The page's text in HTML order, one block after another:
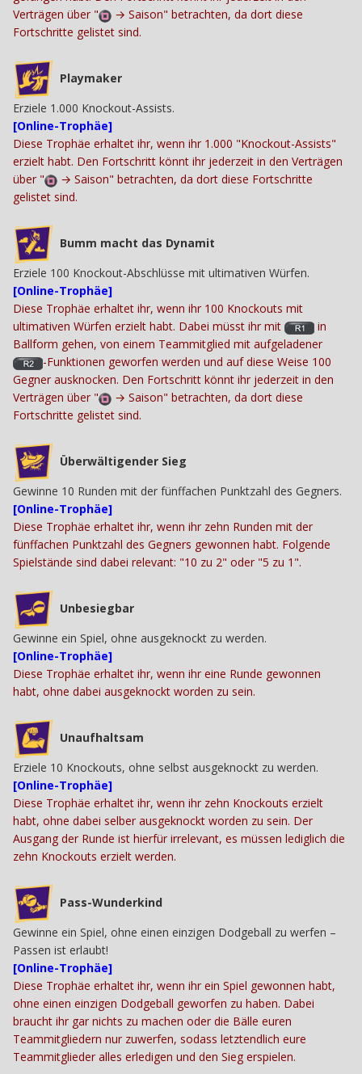
Verträgen über "
→ Saison" betrachten, da dort diese
Fortschritte gelistet sind.
Playmaker
Erziele 1.000 Knockout-Assists.
[Online-Trophäe]
Diese Trophäe erhaltet ihr, wenn ihr 1.000 "Knockout-Assists"
erzielt habt. Den Fortschritt könnt ihr jederzeit in den Verträgen
über "
→ Saison" betrachten, da dort diese Fortschritte
gelistet sind.
Bumm macht das Dynamit
Erziele 100 Knockout-Abschlüsse mit ultimativen Würfen.
[Online-Trophäe]
Diese Trophäe erhaltet ihr, wenn ihr 100 Knockouts mit
ultimativen Würfen erzielt habt. Dabei müsst ihr mit
in
Ballform gehen, von einem Teammitglied mit aufgeladener
-Funktionen geworfen werden und auf diese Weise 100
Gegner ausknocken. Den Fortschritt könnt ihr jederzeit in den
Verträgen über "
→ Saison" betrachten, da dort diese
Fortschritte gelistet sind.
Überwältigender Sieg
Gewinne 10 Runden mit der fünffachen Punktzahl des Gegners.
[Online-Trophäe]
Diese Trophäe erhaltet ihr, wenn ihr zehn Runden mit der
fünffachen Punktzahl des Gegners gewonnen habt. Folgende
Spielstände sind dabei relevant: "10 zu 2" oder "5 zu 1".
Unbesiegbar
Gewinne ein Spiel, ohne ausgeknockt zu werden.
[Online-Trophäe]
Diese Trophäe erhaltet ihr, wenn ihr eine Runde gewonnen
habt, ohne dabei ausgeknockt worden zu sein.
Unaufhaltsam
Erziele 10 Knockouts, ohne selbst ausgeknockt zu werden.
[Online-Trophäe]
Diese Trophäe erhaltet ihr, wenn ihr zehn Knockouts erzielt
habt, ohne dabei selber ausgeknockt worden zu sein. Der
Ausgang der Runde ist hierfür irrelevant, es müssen lediglich die
zehn Knockouts erzielt werden.
Pass-Wunderkind
Gewinne ein Spiel, ohne einen einzigen Dodgeball zu werfen –
Passen ist erlaubt!
[Online-Trophäe]
Diese Trophäe erhaltet ihr, wenn ihr ein Spiel gewonnen habt,
ohne einen einzigen Dodgeball geworfen zu haben. Dabei
braucht ihr gar nichts zu machen oder die Bälle euren
Teammitgliedern nur zuwerfen, sodass letztendlich eure
Teammitglieder alles erledigen und den Sieg erspielen.